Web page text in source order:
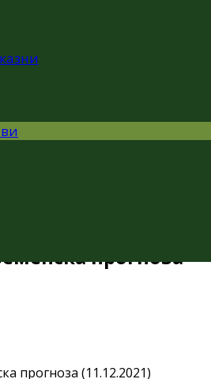
прогноза